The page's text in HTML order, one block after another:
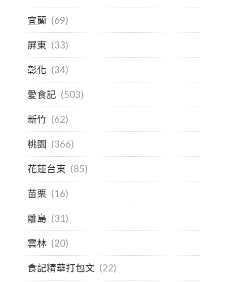
宜蘭 (69)
屏東 (33)
彰化 (34)
愛食記 (503)
新竹 (62)
桃園 (366)
花蓮台東 (85)
苗栗 (16)
離島 (31)
雲林 (20)
食記精華打包文 (22)